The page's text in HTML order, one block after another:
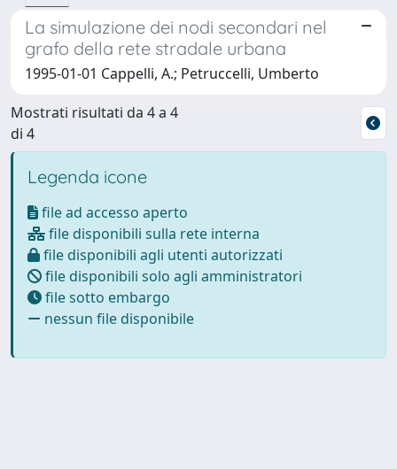
La simulazione dei nodi secondari nel
grafo della rete stradale urbana
1995-01-01 Cappelli, A.; Petruccelli, Umberto
Mostrati risultati da 4 a 4
di 4
Legenda icone
file ad accesso aperto
file disponibili sulla rete interna
file disponibili agli utenti autorizzati
file disponibili solo agli amministratori
file sotto embargo
nessun file disponibile